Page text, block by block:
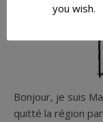
Bonjour, je suis
quitté la région
you wish.